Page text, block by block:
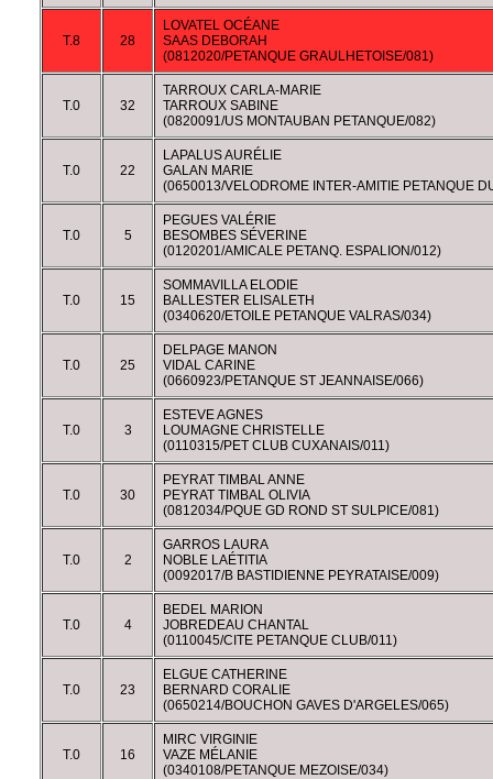
T.8 28
LOVATEL OCÉANE
SAAS DEBORAH
(0812020/PETANQUE GRAULHETOISE/081)
T.0 32
TARROUX CARLA-MARIE
TARROUX SABINE
(0820091/US MONTAUBAN PETANQUE/082)
T.0 22
LAPALUS AURÉLIE
GALAN MARIE
(0650013/VELODROME INTER-AMITIE PETANQUE
T.0 5
PEGUES VALÉRIE
BESOMBES SÉVERINE
(0120201/AMICALE PETANQ. ESPALION/012)
T.0 15
SOMMAVILLA ELODIE
BALLESTER ELISALETH
(0340620/ETOILE PETANQUE VALRAS/034)
T.0 25
DELPAGE MANON
VIDAL CARINE
(0660923/PETANQUE ST JEANNAISE/066)
T.0 3
ESTEVE AGNES
LOUMAGNE CHRISTELLE
(0110315/PET CLUB CUXANAIS/011)
T.0 30
PEYRAT TIMBAL ANNE
PEYRAT TIMBAL OLIVIA
(0812034/PQUE GD ROND ST SULPICE/081)
T.0 2
GARROS LAURA
NOBLE LAÉTITIA
(0092017/B BASTIDIENNE PEYRATAISE/009)
T.0 4
BEDEL MARION
JOBREDEAU CHANTAL
(0110045/CITE PETANQUE CLUB/011)
T.0 23
ELGUE CATHERINE
BERNARD CORALIE
(0650214/BOUCHON GAVES D'ARGELES/065)
T.0 16
MIRC VIRGINIE
VAZE MÉLANIE
(0340108/PETANQUE MEZOISE/034)